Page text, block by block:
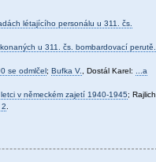
létajícího personálu u 311. čs.
u 311. čs. bombardovací perutě.
se odmlčel; Bufka V. , Dostál Karel:
...a
v německém zajetí 1940-1945; Rajlich